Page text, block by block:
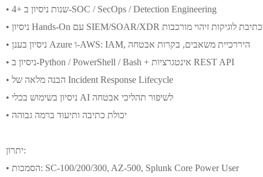
• 4+ שנות ניסיון ב‑SOC / SecOps / Detection Engineering
• ניסיון בענן Azure ו‑AWS: IAM, היררכיית משאבים, בקרות אבטחה
• ניסיון ב‑Python / PowerShell / Bash + אינטגרציות REST API
• הבנה מלאה של Incident Response Lifecycle
• ניסיון בשימוש בכלי AI לשיפור תהליכי אבטחה
• יכולת כתיבה ותיעוד ברמה גבוהה
יתרון:
• הסמכות: SC‑100/200/300, AZ‑500, Splunk Core Power User